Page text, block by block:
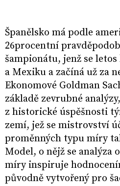
Španělsko má podle
26procentní
šampionátu, jenž se letos
a Mexiku a začíná už za
Ekonomové Goldman
základě zevrubné
z historické úspěšnosti
zemí, jež se mistrovství
proměnných typu míry
Model, o nějž se analýza
míry inspiruje
původně vytvořený pro